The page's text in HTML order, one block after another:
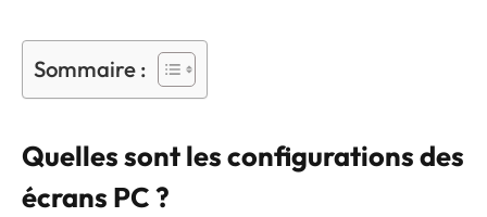
Sommaire :
Quelles sont les configurations des
écrans PC ?